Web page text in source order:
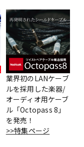
アコギ/エレアコ
ウクレレ
パーカッション
業界初のLANケーブ
ルを採用した楽器/
オーディオ用ケーブ
ル「Octopass 8」
を発売！
>>特集ページ